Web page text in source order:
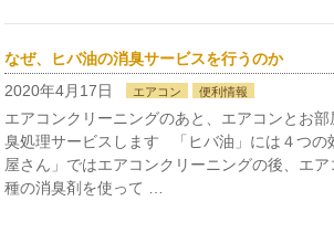
なぜ、ヒバ油の消臭サービスを行うのか
2020年4月17日
エアコン 便利情報
エアコンクリーニングのあと、エアコンとお
臭処理サービスします 「ヒバ油」には４つ
屋さん」ではエアコンクリーニングの後、エア
種の消臭剤を使って …